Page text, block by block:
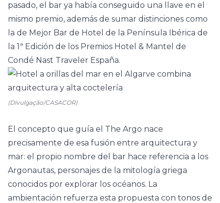
pasado, el bar ya había conseguido una llave en el
mismo premio, además de sumar distinciones como
la de Mejor Bar de Hotel de la Península Ibérica de
la 1ª Edición de los Premios Hotel & Mantel de
Condé Nast Traveler España.
(Divulgação/CASACOR)
El concepto que guía el The Argo nace
precisamente de esa fusión entre arquitectura y
mar: el propio nombre del bar hace referencia a los
Argonautas, personajes de la mitología griega
conocidos por explorar los océanos. La
ambientación refuerza esta propuesta con tonos de